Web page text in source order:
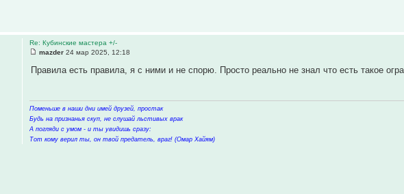
Re: Кубинские мастера +/-
mazder 24 мар 2025, 12:18
Правила есть правила, я с ними и не спорю. Просто реально не знал что есть такое
Поменьше в наши дни имей друзей, простак
Будь на признанья скуп, не слушай льстивых врак
А погляди с умом - и ты увидишь сразу:
Тот кому верил ты, он твой предатель, враг! (Омар Хайям)